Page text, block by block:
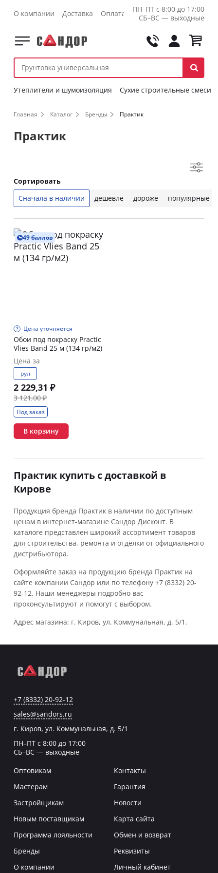
О компании Доставка Оплата Контакты Оптовикам
ПН–ПТ с 8:00 до 17:00
СБ–ВС — выходные
Утеплители и шумоизоляция Сухие строительные смеси
Главная Каталог Бренды Практик
Практик
Сортировать
Сначала в наличии
дешевле дороже популярные
49 баллов
Цена уточняется
Обои под покраску Practic
Vlies Band 25 м (134 гр/м2)
Цена за
рул
2 229,31 ₽
3 121,00 ₽
Под заказ
В корзину
Практик купить с доставкой в
Кирове
Продукция бренда Практик в наличии по доступным
ценам в интернет-магазине Сандор Дисконт. В
каталоге представлен широкий ассортимент товаров
для строительства, ремонта и отделки от официального
дистрибьютора.
Оформляйте заказ на продукцию бренда Практик на
сайте компании Сандор или по телефону +7 (8332) 20-
92-12. Наши менеджеры подробно вас
проконсультируют и помогут с выбором.
Адрес магазина: г. Киров, ул. Коммунальная, д. 5/1.
+7 (8332) 20-92-12
sales@sandors.ru
г. Киров, ул. Коммунальная, д. 5/1
ПН–ПТ с 8:00 до 17:00
СБ–ВС — выходные
Оптовикам
Мастерам
Застройщикам
Новым поставщикам
Программа лояльности
Бренды
О компании
Контакты
Гарантия
Новости
Карта сайта
Обмен и возврат
Реквизиты
Личный кабинет